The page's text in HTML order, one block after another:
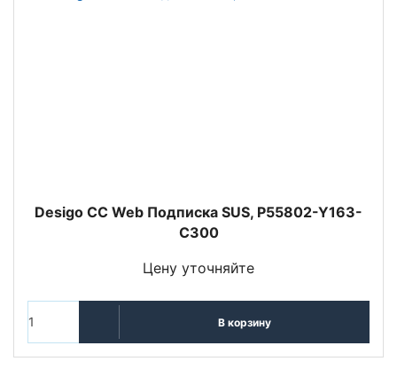
Desigo CC Web Подписка SUS, P55802-Y163-
C300
Цену уточняйте
В корзину